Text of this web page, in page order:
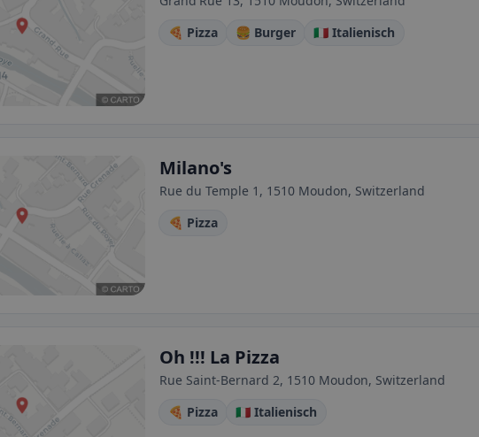
🍕 Pizza 🍔 Burger 🇮🇹 Italienisch
Milano's
Rue du Temple 1, 1510 Moudon, Switzerland
🍕 Pizza
Oh !!! La Pizza
Rue Saint-Bernard 2, 1510 Moudon, Switzerland
🍕 Pizza 🇮🇹 Italienisch